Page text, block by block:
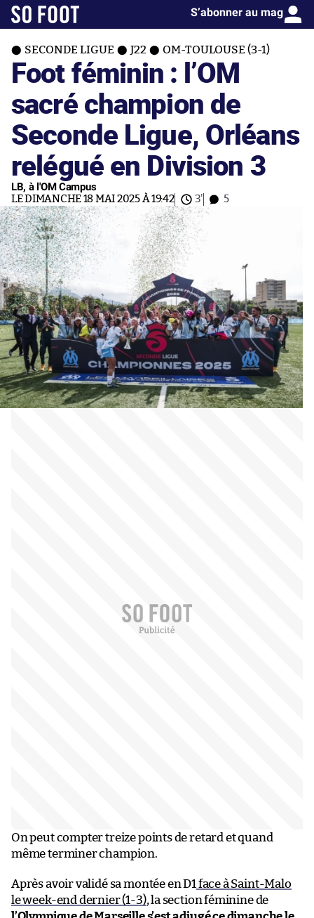
S’abonner au mag
SECONDE LIGUE J22 OM-TOULOUSE (3-1)
Foot féminin : l’OM
sacré champion de
Seconde Ligue, Orléans
relégué en Division 3
LB, à l'OM Campus
LE DIMANCHE 18 MAI 2025 À 19:42 3' 5
On peut compter treize points de retard et quand
même terminer champion.
Après avoir validé sa montée en D1 face à Saint-Malo
le week-end dernier (1-3), la section féminine de